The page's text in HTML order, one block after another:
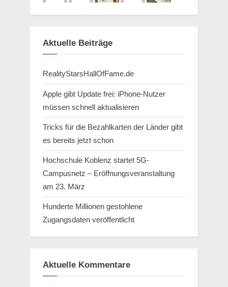
Aktuelle Beiträge
RealityStarsHallOfFame.de
Apple gibt Update frei: iPhone-Nutzer
müssen schnell aktualisieren
Tricks für die Bezahlkarten der Länder gibt
es bereits jetzt schon
Hochschule Koblenz startet 5G-
Campusnetz – Eröffnungsveranstaltung
am 23. März
Hunderte Millionen gestohlene
Zugangsdaten veröffentlicht
Aktuelle Kommentare